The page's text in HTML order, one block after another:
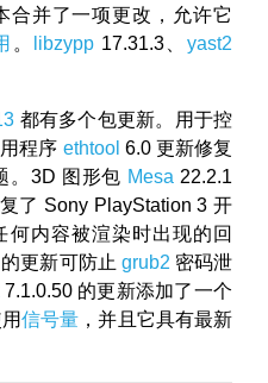
合并了一项更改，允许它
。 libzypp 17.31.3、yast2
都有多个包更新。用于控
程序 ethtool 6.0 更新修复
。3D 图形包 Mesa 22.2.1
了 Sony PlayStation 3 开
何内容被渲染时出现的回
更新可防止 grub2 密码泄
7.1.0.50 的更新添加了一个
信号量 ，并且它具有最新